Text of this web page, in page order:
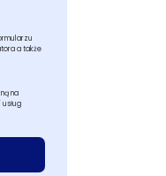
a także
na